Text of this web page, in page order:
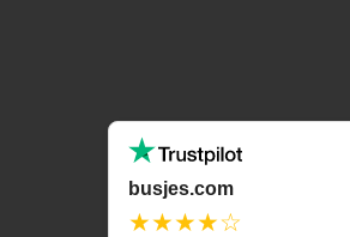
busjes.com
★★★★☆